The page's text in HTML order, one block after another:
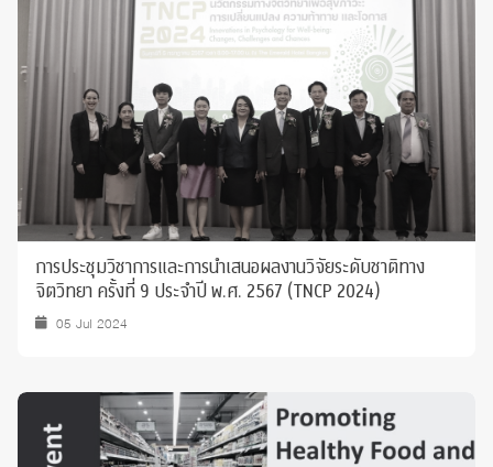
การประชุมวิชาการและการนำเสนอผลงานวิจัยระดับชาติทาง
จิตวิทยา ครั้งที่ 9 ประจำปี พ.ศ. 2567 (TNCP 2024)
05 Jul 2024